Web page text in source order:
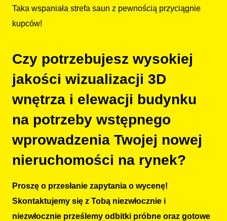
Taka wspaniała strefa saun z pewnością przyciągnie
kupców!
Czy potrzebujesz wysokiej
jakości wizualizacji 3D
wnętrza i elewacji budynku
na potrzeby wstępnego
wprowadzenia Twojej nowej
nieruchomości na rynek?
Proszę o przesłanie zapytania o wycenę!
Skontaktujemy się z Tobą niezwłocznie i
niezwłocznie prześlemy odbitki próbne oraz gotowe